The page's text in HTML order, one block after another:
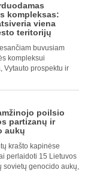
kompleksas:
viena
teritorijų
buvusiam
kompleksui
Vytauto prospektu ir
poilsio
partizanų ir
aukų
krašto kapinėse
perlaidoti 15 Lietuvos
sovietų genocido aukų,